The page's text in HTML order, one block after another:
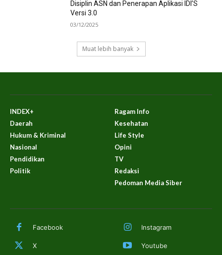
Disiplin ASN dan Penerapan Aplikasi IDI’S
Versi 3.0
03/12/2025
Muat lebih banyak
INDEX+
Daerah
Hukum & Kriminal
Nasional
Pendidikan
Politik
Ragam Info
Kesehatan
Life Style
Opini
TV
Redaksi
Pedoman Media Siber
Facebook Instagram
X Youtube